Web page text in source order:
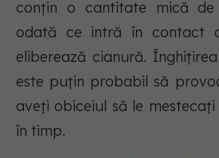
conțin o cantitate mică de
odată ce intră în contact
eliberează cianură.
este puțin probabil să
aveți obiceiul să le
în timp.